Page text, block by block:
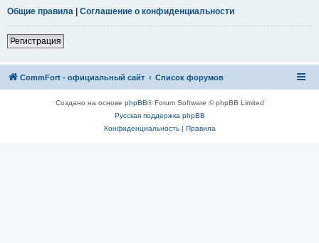
Общие правила | Соглашение о конфиденциальности
Регистрация
CommFort - официальный сайт Список форумов
Создано на основе phpBB® Forum Software © phpBB Limited
Русская поддержка phpBB
Конфиденциальность| Правила